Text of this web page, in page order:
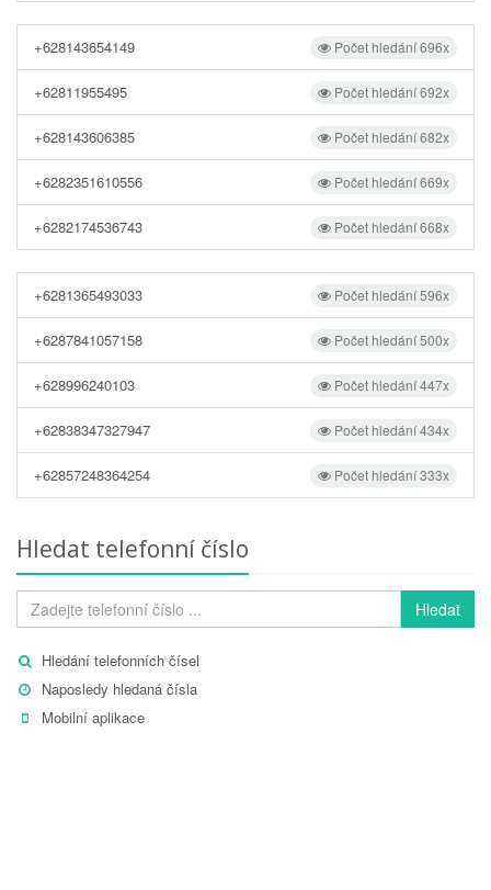
Počet hledání 696x
+628143654149
Počet hledání 692x
+62811955495
Počet hledání 682x
+628143606385
Počet hledání 669x
+6282351610556
Počet hledání 668x
+6282174536743
Počet hledání 596x
+6281365493033
Počet hledání 500x
+6287841057158
Počet hledání 447x
+628996240103
Počet hledání 434x
+62838347327947
Počet hledání 333x
+62857248364254
Hledat telefonní číslo
Hledat
Hledání telefonních čísel
Naposledy hledaná čísla
Mobilní aplikace